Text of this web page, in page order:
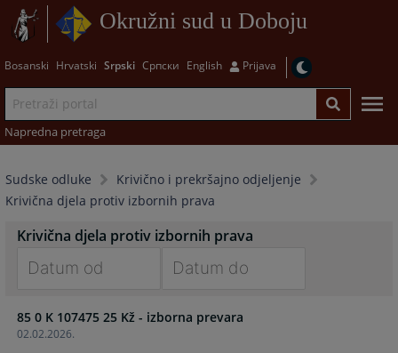
Okružni sud u Doboju
Bosanski Hrvatski Srpski Српски English Prijava
Napredna pretraga
Sudske odluke
Krivično i prekršajno odjeljenje
Krivična djela protiv izbornih prava
Krivična djela protiv izbornih prava
forward
to
forward
02.02.2026.
85 0 K 107475 25 Kž - izborna prevara